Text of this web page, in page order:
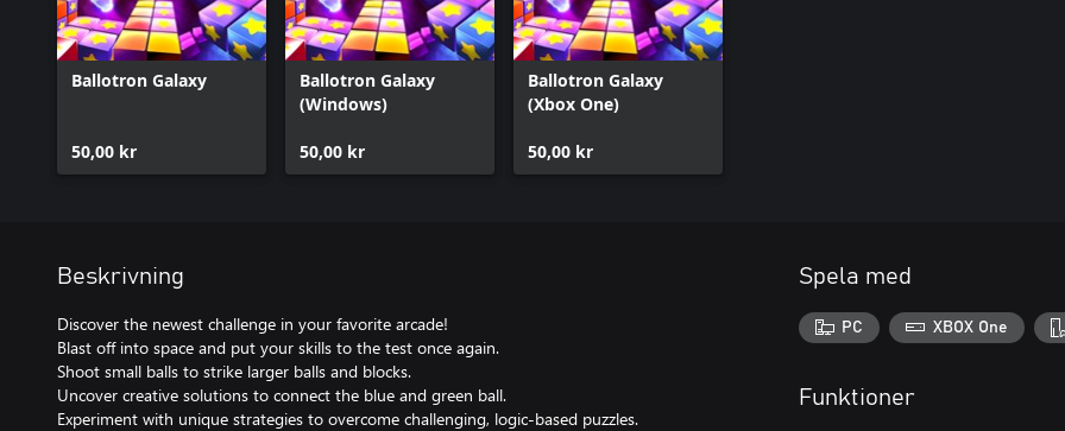
Ballotron Galaxy
50,00 kr
Ballotron Galaxy
(Windows)
50,00 kr
Ballotron Galaxy
(Xbox One)
50,00 kr
Beskrivning
Discover the newest challenge in your favorite arcade!
Blast off into space and put your skills to the test once again.
Shoot small balls to strike larger balls and blocks.
Uncover creative solutions to connect the blue and green ball.
Experiment with unique strategies to overcome challenging, logic-based puzzles.
Spela med
PC XBOX One
Funktioner